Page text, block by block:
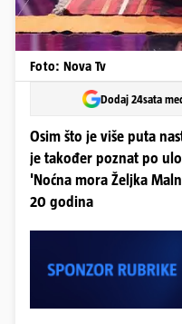
Foto: Nova Tv
Dodaj 24sata
Osim što je više puta
je također poznat po
'Noćna mora Željka
20 godina